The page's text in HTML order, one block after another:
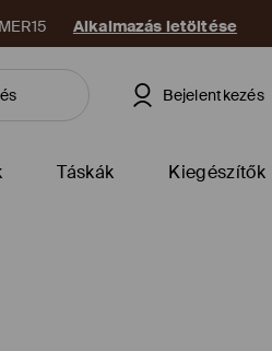
Bejelentkezés
Táskák Kiegészítők